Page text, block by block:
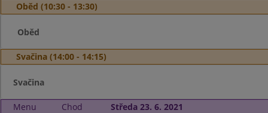
Oběd (10:30 - 13:30)
Oběd
Svačina (14:00 - 14:15)
Svačina
Menu Chod
Středa 23. 6. 2021